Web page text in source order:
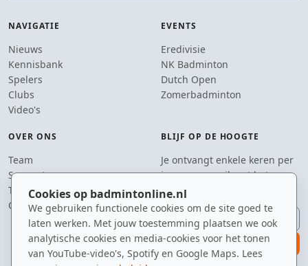
Cookies op badmintonline.nl
We gebruiken functionele cookies om de site goed te
laten werken. Met jouw toestemming plaatsen we ook
analytische cookies en media-cookies voor het tonen
van YouTube-video's, Spotify en Google Maps. Lees
NAVIGATIE
Nieuws
Kennisbank
Spelers
Clubs
Video's
EVENTS
Eredivisie
NK Badminton
Dutch Open
Zomerbadminton
OVER ONS
Team
Supporters
Tip de redactie
Contact
BLIJF OP DE HOOGTE
Je ontvangt enkele keren per
jaar een e-mail met het
laatste badmintonnieuws.
E-mailadres
aanmelden